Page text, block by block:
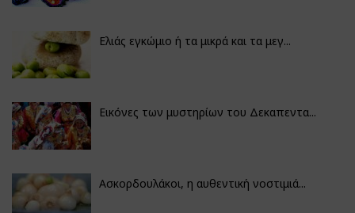
Ελιάς εγκώμιο ή τα μικρά και τα μεγ...
Εικόνες των μυστηρίων του Δεκαπεντα...
Ασκορδουλάκοι, η αυθεντική νοστιμιά...